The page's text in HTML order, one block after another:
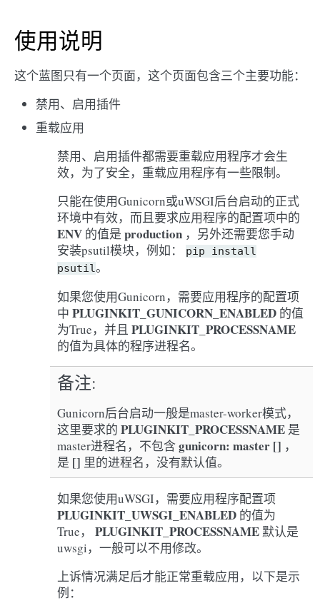
使用说明
这个蓝图只有一个页面，这个页面包含三个主要功能：
禁用、启用插件
重载应用
禁用、启用插件都需要重载应用程序才会生
效，为了安全，重载应用程序有一些限制。
只能在使用Gunicorn或uWSGI后台启动的正式
环境中有效，而且要求应用程序的配置项中的
ENV 的值是 production ，另外还需要您手动
安装psutil模块，例如：
pip
install
psutil。
如果您使用Gunicorn，需要应用程序的配置项
中 PLUGINKIT_GUNICORN_ENABLED 的值
为True，并且 PLUGINKIT_PROCESSNAME
的值为具体的程序进程名。
备注
Gunicorn后台启动一般是master-worker模式，
这里要求的 PLUGINKIT_PROCESSNAME 是
master进程名，不包含gunicorn: master [] ，
是 [] 里的进程名，没有默认值。
如果您使用uWSGI，需要应用程序配置项
PLUGINKIT_UWSGI_ENABLED 的值为
True， PLUGINKIT_PROCESSNAME 默认是
uwsgi，一般可以不用修改。
上诉情况满足后才能正常重载应用，以下是示
例：